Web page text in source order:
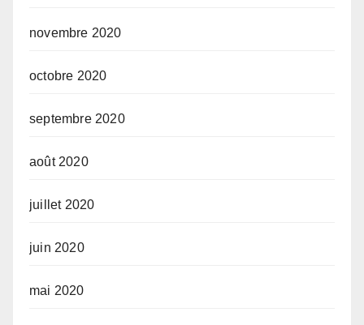
novembre 2020
octobre 2020
septembre 2020
août 2020
juillet 2020
juin 2020
mai 2020